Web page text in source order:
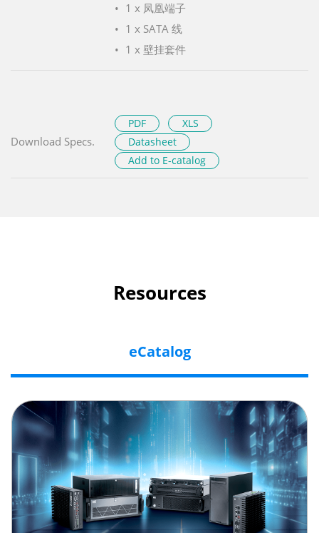
1 x 凤凰端子
1 x SATA 线
1 x 壁挂套件
Download Specs.
PDF
XLS
Datasheet
Add to E-catalog
Resources
eCatalog